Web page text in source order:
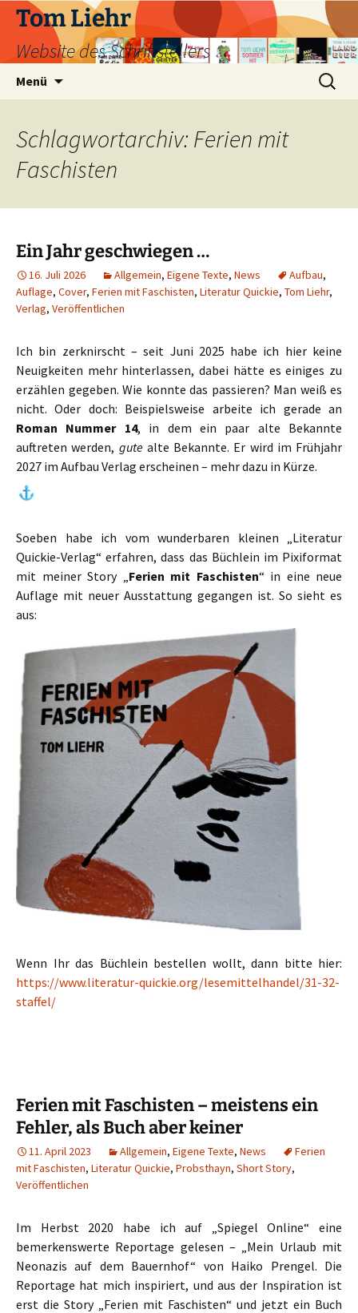
Zum
Inhalt
springen
Tom Liehr
Website des Schriftstellers
Menü
Suchen
nach:
Schlagwortarchiv: Ferien mit
Faschisten
Ein Jahr geschwiegen …
16. Juli 2026 Allgemein, Eigene Texte, News Aufbau,
Auflage, Cover, Ferien mit Faschisten, Literatur Quickie, Tom Liehr,
Verlag, Veröffentlichen
Ich bin zerknirscht – seit Juni 2025 habe ich hier keine
Neuigkeiten mehr hinterlassen, dabei hätte es einiges zu
erzählen gegeben. Wie konnte das passieren? Man weiß es
nicht. Oder doch: Beispielsweise arbeite ich gerade an
Roman Nummer 14, in dem ein paar alte Bekannte
auftreten werden, gutealte Bekannte. Er wird im Frühjahr
2027 im Aufbau Verlag erscheinen – mehr dazu in Kürze.
Soeben habe ich vom wunderbaren kleinen „Literatur
Quickie-Verlag“ erfahren, dass das Büchlein im Pixiformat
mit meiner Story „Ferien mit Faschisten“ in eine neue
Auflage mit neuer Ausstattung gegangen ist. So sieht es
aus:
Wenn Ihr das Büchlein bestellen wollt, dann bitte hier:
https://www.literatur-quickie.org/lesemittelhandel/31-32-
staffel/
Ferien mit Faschisten – meistens ein
Fehler, als Buch aber keiner
11. April 2023 Allgemein, Eigene Texte, News
Ferien
mit Faschisten, Literatur Quickie, Probsthayn, Short Story,
Veröffentlichen
Im Herbst 2020 habe ich auf „Spiegel Online“ eine
bemerkenswerte Reportage gelesen – „Mein Urlaub mit
Neonazis auf dem Bauernhof“ von Haiko Prengel. Die
Reportage hat mich inspiriert, und aus der Inspiration ist
erst die Story „Ferien mit Faschisten“ und jetzt ein Buch